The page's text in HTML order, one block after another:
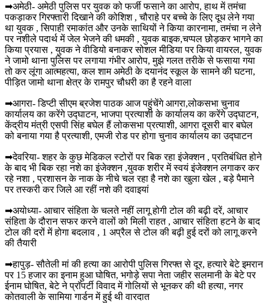
➡अमेठी- अमेठी पुलिस पर युवक को फर्जी फसाने का आरोप, हाथ में तमंचा
पकड़ाकर गिरफ्तारी दिखाने की कोशिश , चौराहे पर बच्चे के लिए दूध लेने गया
था युवक , सिपाही रमाकांत और उनके साथियों ने किया कारनामा, तमंचा न लेने
पर नशीले पदार्थ में जेल भेजने की धमकी , युवक बाइक,चप्पल छोड़कर भागने का
किया प्रयास , युवक ने वीडियो बनाकर सोशल मीडिया पर किया वायरल, युवक
ने जामो थाना पुलिस पर लगाया गंभीर आरोप, मुझे गलत तरीके से फसाया गया
तो कर लूंगा आत्महत्या, कल शाम अमेठी के दयानंद स्कूल के सामने की घटना,
पीड़ित जामो थाना क्षेत्र के रामपुर चौधरी का है रहने वाला
➡आगरा- डिप्टी सीएम ब्रजेश पाठक आज पहुंचेंगे आगरा,लोकसभा चुनाव
कार्यालय का करेंगे उद्घाटन, भाजपा प्रत्याशी के कार्यालय का करेंगे उद्घाटन,
केंद्रीय मंत्री एसपी सिंह बघेल हैं लोकसभा प्रत्याशी, आगरा दूसरी बार बघेल
को बनाया गया है प्रत्याशी, एमजी रोड पर होगा चुनाव कार्यालय का उद्घाटन
➡देवरिया- शहर के कुछ मेडिकल स्टोरों पर बिक रहा इंजेक्शन , प्रतिबंधित होने
के बाद भी बिक रहा नशे का इंजेक्शन ,युवक शरीर में स्वयं इंजेक्शन लगाकर कर
रहे नशा , प्रशासन के नाक के नीचे चल रहा है नशे का खुला खेल , बड़े पैमाने
पर तस्करी कर जिले आ रहीं नशे की दवाइयां
➡अयोध्या- आचार संहिता के चलते नहीं लागू होगी टोल की बढ़ी दरें, आचार
संहिता के दौरान सफर करने वालों को मिली राहत , आचार संहिता हटने के बाद
टोल की दरों में होगा बदलाव , 1 अप्रैल से टोल की बढ़ी हुई दरों को लागू करने
की तैयारी
➡हापुड़- सौतेली मां की हत्या का आरोपी पुलिस गिरफ्त से दूर, हत्यारे बेटे इमरान
पर 15 हजार का इनाम हुआ घोषित, भगोड़े सपा नेता जहीर सलमानी के बेटे पर
ईनाम घोषित, बेटे ने प्रॉपर्टी विवाद में गोलियों से भूनकर की थी हत्या, नगर
कोतवाली के सामिया गार्डन में हुई थी वारदात